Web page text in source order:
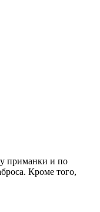
приманки и по
Кроме того,